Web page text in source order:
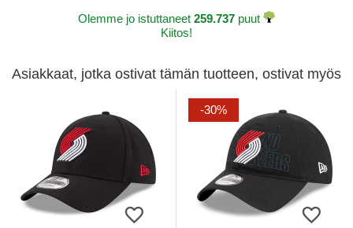
Olemme jo istuttaneet 259.737 puut
Kiitos!
Asiakkaat, jotka ostivat tämän tuotteen, ostivat myös
-30%